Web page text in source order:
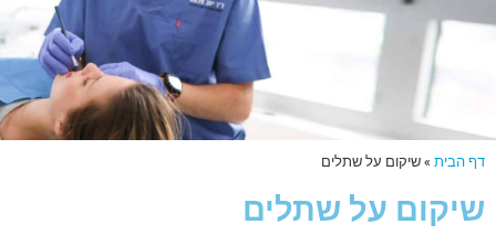
דף הבית »שיקום על שתלים
שיקום על שתלים